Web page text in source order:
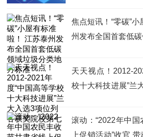
焦点短讯！“零碳”
州发布全国首套低
天天视点！2012-
校十大科技进展”兰
滚动：“2022年中
上促销活动”收官